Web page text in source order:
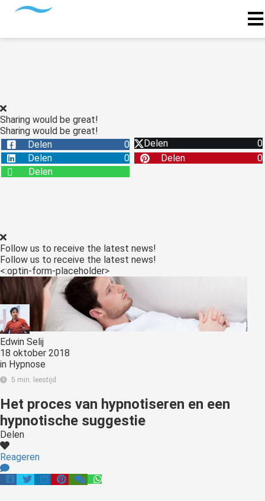
Sharing would be great!
Sharing would be great!
Delen
0 Delen
0
Delen
0 Delen
0
Delen
Follow us to receive the latest news!
Follow us to receive the latest news!
<:optin-form-placeholder>
Edwin Selij
18 oktober 2018
in Hypnose
5 min. leestijd
Het proces van hypnotiseren en een
hypnotische suggestie
Delen
Reageren